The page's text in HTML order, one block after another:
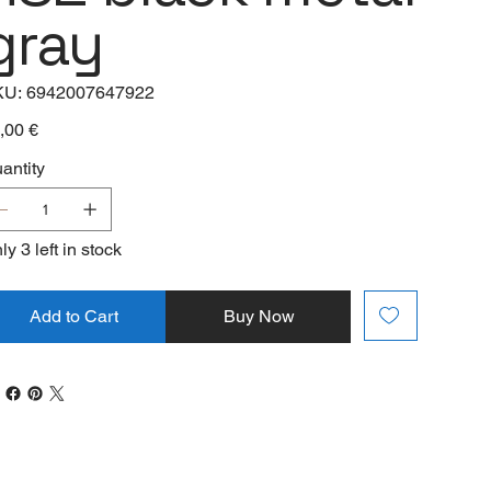
SKU
6942007647922
6942007647922
€
3 left in stock
Add to Cart Buy Now